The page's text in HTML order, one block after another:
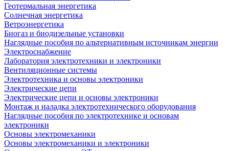
Геотермальная энергетика
Солнечная энергетика
Ветроэнергетика
Биогаз и биодизельные установки
Наглядные пособия по альтернативным источникам энергии
Электроснабжение
Лаборатория электротехники и электроники
Вентиляционные системы
Электротехника и основы электроники
Электрические цепи
Электрические цепи и основы электроники
Монтаж и наладка электротехнического оборудования
Наглядные пособия по электротехнике и основам
электроники
Основы электромеханики
Основы электромеханики и электроники